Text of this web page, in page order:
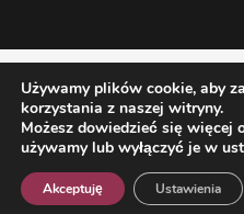
Używamy plików cookie, aby
korzystania z naszej witryny.
Możesz dowiedzieć się więcej
używamy lub wyłączyć je w
Akceptuję Ustawienia